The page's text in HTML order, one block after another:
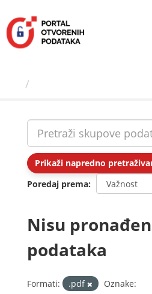
sadržaj
Prikaži napredno
Poredaj prema
Nisu
podataka
Formati: .pdf
Oznake: